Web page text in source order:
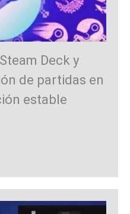
Deck y
de partidas en
estable